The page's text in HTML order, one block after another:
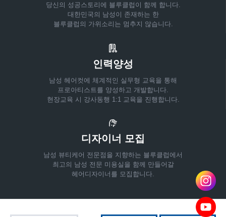
당신의 성공스토리에 블루클럽이 함께 합니다.
대한민국의 남성이 존재하는 한
블루클럽의 가위소리는 멈추지 않습니다.
인력양성
남성 헤어컷에 체계적인 실무형 교육을 통해
프로아티스트를 양성하고 개발합니다.
현장교육 시 강사동행 1:1 교육을 진행합니다.
디자이너 모집
남성 뷰티케어 전문점을 지향하는 블루클럽에서
최고의 남성 전문 미용실을 함께 만들어갈
헤어디자이너를 모집합니다.